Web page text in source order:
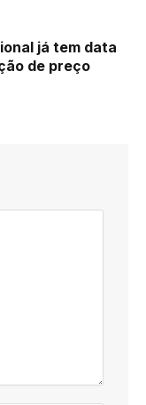
já tem data
de preço